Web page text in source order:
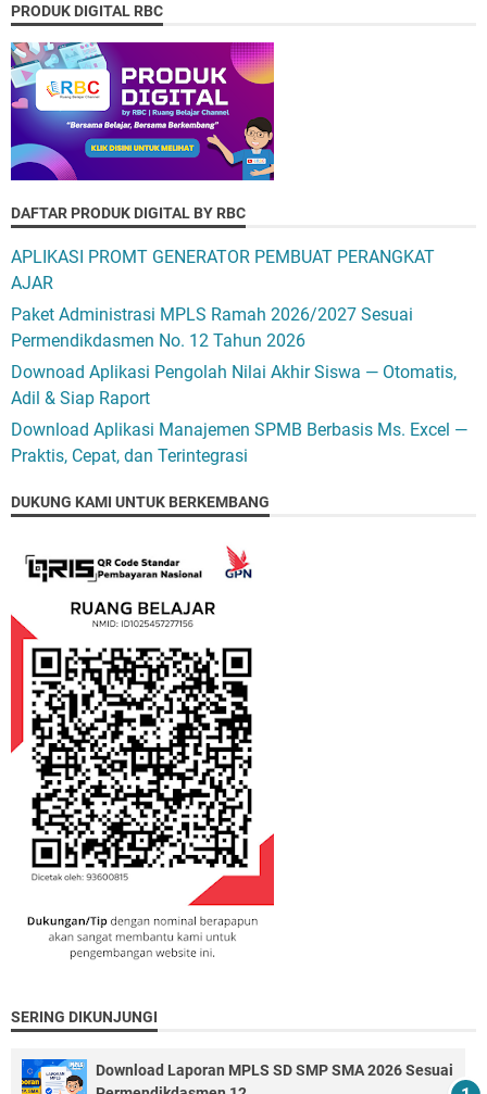
PRODUK DIGITAL RBC
DAFTAR PRODUK DIGITAL BY RBC
APLIKASI PROMT GENERATOR PEMBUAT PERANGKAT
AJAR
Paket Administrasi MPLS Ramah 2026/2027 Sesuai
Permendikdasmen No. 12 Tahun 2026
Downoad Aplikasi Pengolah Nilai Akhir Siswa — Otomatis,
Adil & Siap Raport
Download Aplikasi Manajemen SPMB Berbasis Ms. Excel —
Praktis, Cepat, dan Terintegrasi
DUKUNG KAMI UNTUK BERKEMBANG
SERING DIKUNJUNGI
Download Laporan MPLS SD SMP SMA 2026 Sesuai